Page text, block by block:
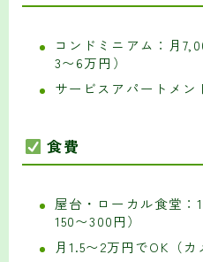
コンドミニアム：月
3〜6万円）
サービスアパートメン
食費
屋台・ローカル食堂：
150〜300円）
月1.5〜2万円でOK（カ